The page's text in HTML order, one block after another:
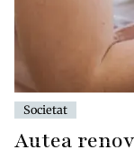
Societat
Autea